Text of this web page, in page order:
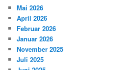
Mai 2026
April 2026
Februar 2026
Januar 2026
November 2025
Juli 2025